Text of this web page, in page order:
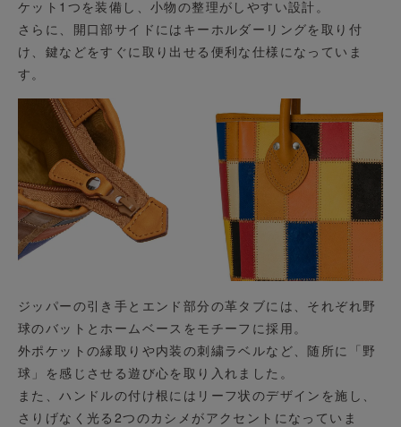
ケット1つを装備し、小物の整理がしやすい設計。
さらに、開口部サイドにはキーホルダーリングを取り付
け、鍵などをすぐに取り出せる便利な仕様になっていま
す。
ジッパーの引き手とエンド部分の革タブには、それぞれ野
球のバットとホームベースをモチーフに採用。
外ポケットの縁取りや内装の刺繍ラベルなど、随所に「野
球」を感じさせる遊び心を取り入れました。
また、ハンドルの付け根にはリーフ状のデザインを施し、
さりげなく光る2つのカシメがアクセントになっていま